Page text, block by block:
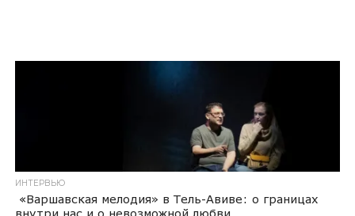
ИНТЕРВЬЮ
«Варшавская мелодия» в Тель-Авиве: о границах
внутри нас и о невозможной любви